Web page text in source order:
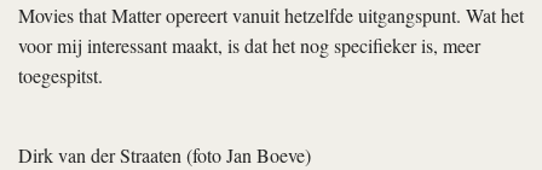
Movies that Matter opereert vanuit hetzelfde uitgangspunt. Wat het
voor mij interessant maakt, is dat het nog specifieker is, meer
toegespitst.
Dirk van der Straaten (foto Jan Boeve)